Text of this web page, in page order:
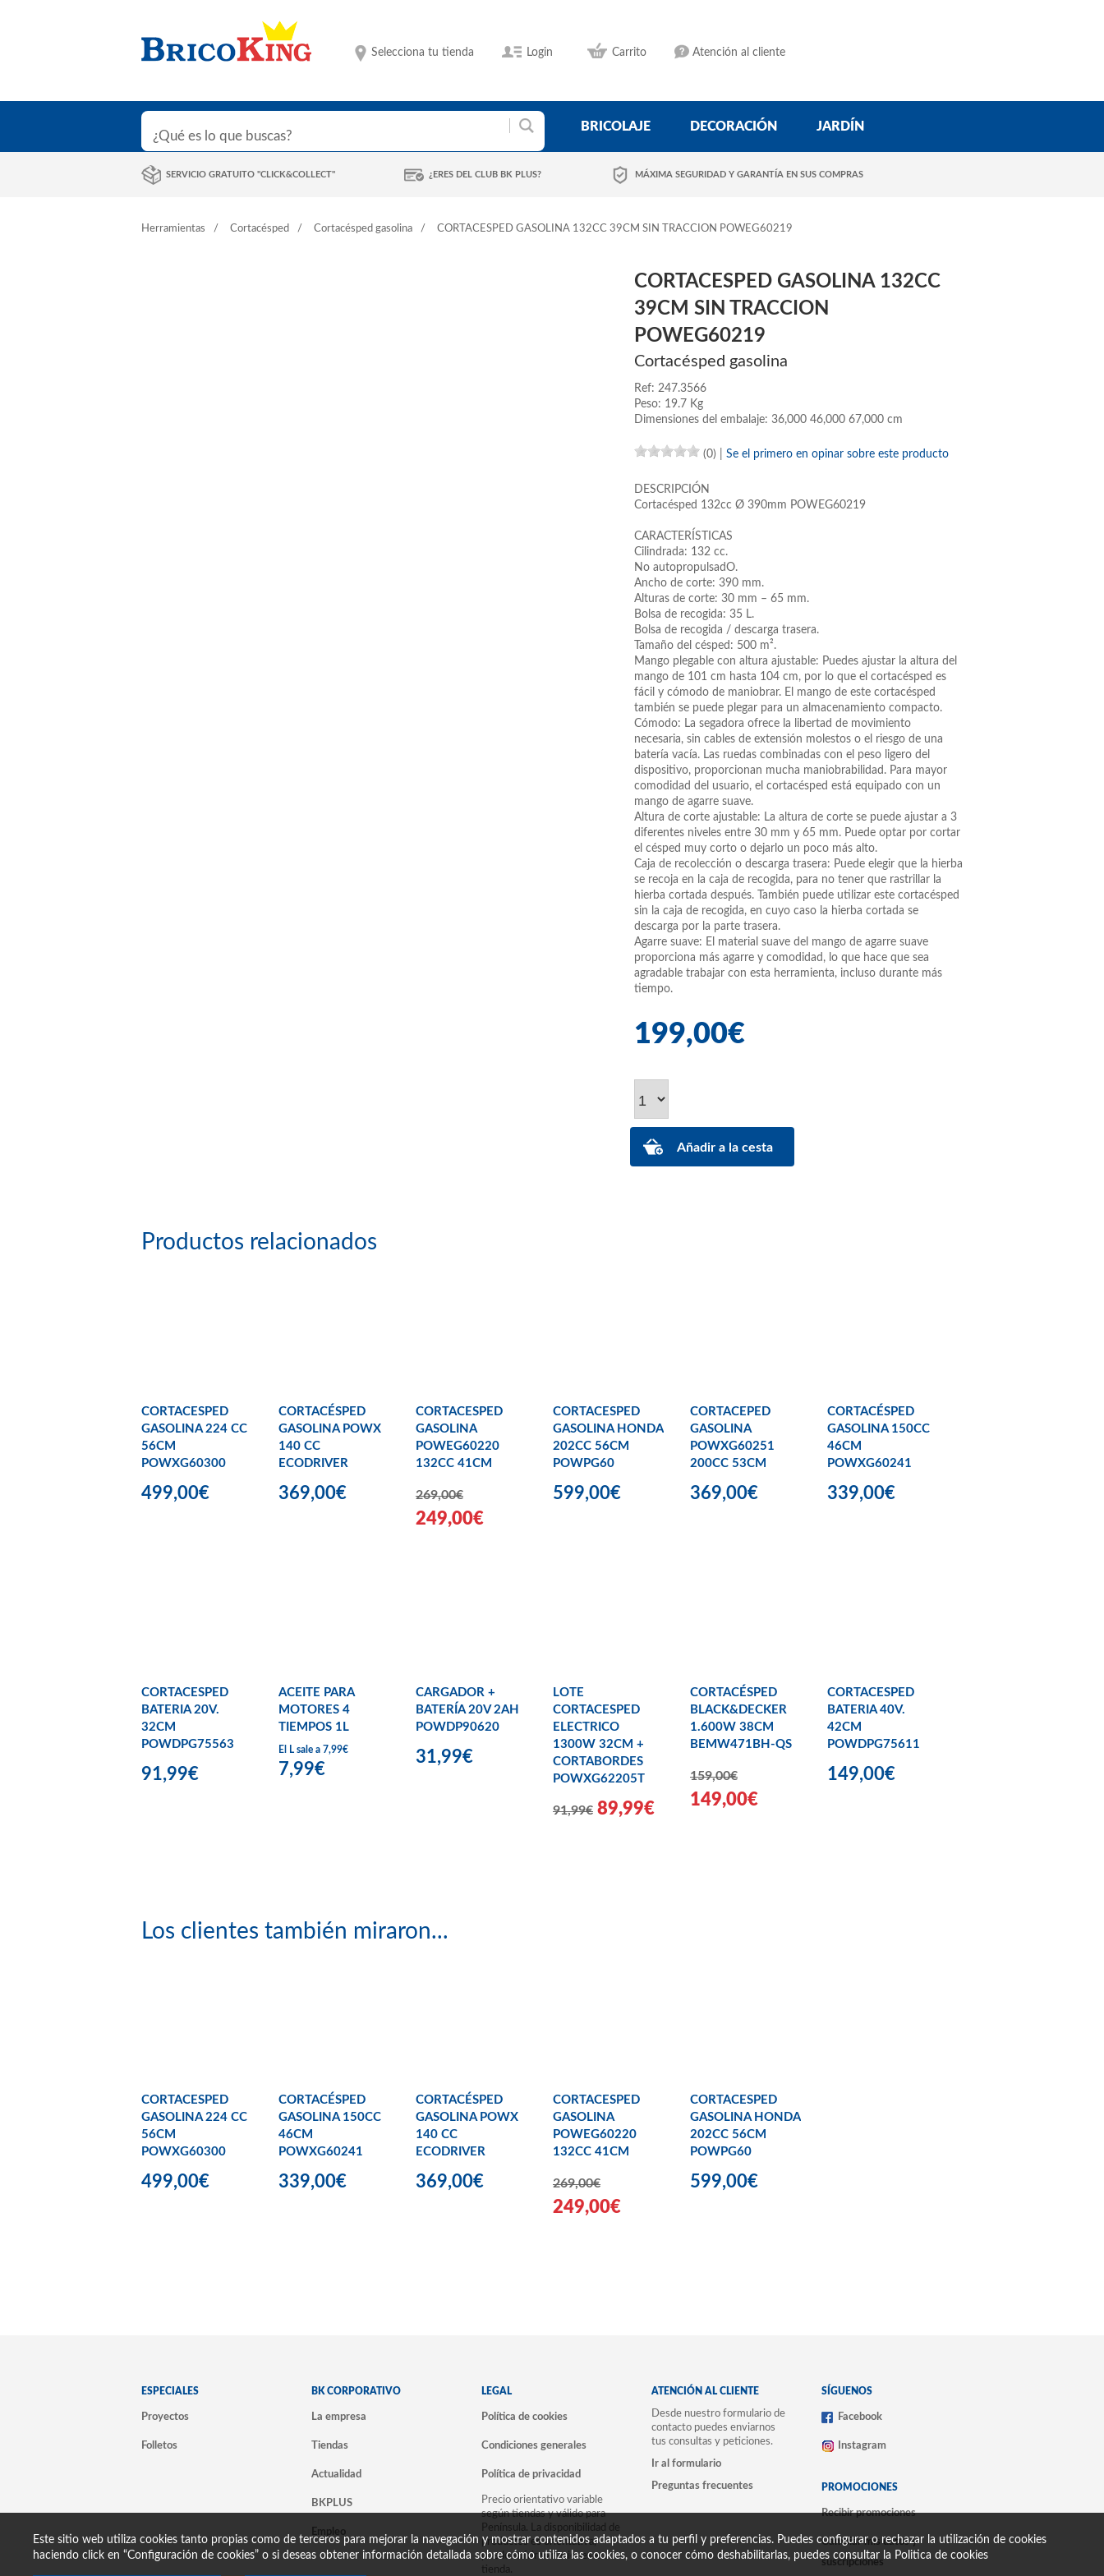
Selecciona tu tienda Login Carrito Atención al cliente
BRICOLAJE DECORACIÓN JARDÍN
SERVICIO GRATUITO "CLICK&COLLECT" ¿ERES DEL CLUB BK PLUS? MÁXIMA SEGURIDAD Y GARANTÍA EN SUS COMPRAS
Herramientas Cortacésped Cortacésped gasolina CORTACESPED GASOLINA 132CC 39CM SIN TRACCION POWEG60219
CORTACESPED GASOLINA 132CC
39CM SIN TRACCION
POWEG60219
Cortacésped gasolina
Ref: 247.3566
Peso: 19.7 Kg
Dimensiones del embalaje: 36,000 46,000 67,000 cm
(0) Se el primero en opinar sobre este producto
DESCRIPCIÓN
Cortacésped 132cc Ø 390mm POWEG60219
CARACTERÍSTICAS
Cilindrada: 132 cc.
No autopropulsadO.
Ancho de corte: 390 mm.
Alturas de corte: 30 mm – 65 mm.
Bolsa de recogida: 35 L.
Bolsa de recogida / descarga trasera.
Tamaño del césped: 500 m².
Mango plegable con altura ajustable: Puedes ajustar la altura del
mango de 101 cm hasta 104 cm, por lo que el cortacésped es
fácil y cómodo de maniobrar. El mango de este cortacésped
también se puede plegar para un almacenamiento compacto.
Cómodo: La segadora ofrece la libertad de movimiento
necesaria, sin cables de extensión molestos o el riesgo de una
batería vacía. Las ruedas combinadas con el peso ligero del
dispositivo, proporcionan mucha maniobrabilidad. Para mayor
comodidad del usuario, el cortacésped está equipado con un
mango de agarre suave.
Altura de corte ajustable: La altura de corte se puede ajustar a 3
diferentes niveles entre 30 mm y 65 mm. Puede optar por cortar
el césped muy corto o dejarlo un poco más alto.
Caja de recolección o descarga trasera: Puede elegir que la hierba
se recoja en la caja de recogida, para no tener que rastrillar la
hierba cortada después. También puede utilizar este cortacésped
sin la caja de recogida, en cuyo caso la hierba cortada se
descarga por la parte trasera.
Agarre suave: El material suave del mango de agarre suave
proporciona más agarre y comodidad, lo que hace que sea
agradable trabajar con esta herramienta, incluso durante más
tiempo.
199,00€
Productos relacionados
CORTACESPED
GASOLINA 224 CC
56CM
POWXG60300
499,00€
CORTACÉSPED
GASOLINA POWX
140 CC
ECODRIVER
369,00€
CORTACESPED
GASOLINA
POWEG60220
132CC 41CM
269,00€
249,00€
CORTACESPED
GASOLINA HONDA
202CC 56CM
POWPG60
599,00€
CORTACEPED
GASOLINA
POWXG60251
200CC 53CM
369,00€
CORTACÉSPED
GASOLINA 150CC
46CM
POWXG60241
339,00€
CORTACESPED
BATERIA 20V.
32CM
POWDPG75563
91,99€
ACEITE PARA
MOTORES 4
TIEMPOS 1L
El L sale a 7,99€
7,99€
CARGADOR +
BATERÍA 20V 2AH
POWDP90620
31,99€
LOTE
CORTACESPED
ELECTRICO
1300W 32CM +
CORTABORDES
POWXG62205T
91,99€ 89,99€
CORTACÉSPED
BLACK&DECKER
1.600W 38CM
BEMW471BH-QS
159,00€
149,00€
CORTACESPED
BATERIA 40V.
42CM
POWDPG75611
149,00€
Los clientes también miraron...
CORTACESPED
GASOLINA 224 CC
56CM
POWXG60300
499,00€
CORTACÉSPED
GASOLINA 150CC
46CM
POWXG60241
339,00€
CORTACÉSPED
GASOLINA POWX
140 CC
ECODRIVER
369,00€
CORTACESPED
GASOLINA
POWEG60220
132CC 41CM
269,00€
249,00€
CORTACESPED
GASOLINA HONDA
202CC 56CM
POWPG60
599,00€
ESPECIALES
Proyectos
Folletos
BK CORPORATIVO
La empresa
Tiendas
Actualidad
BKPLUS
Empleo
LEGAL
Política de cookies
Condiciones generales
Política de privacidad
Precio orientativo variable
según tiendas y válido para
Península. La disponibilidad de
productos es orientativa,
puede sufrir variaciones en
tienda.
ATENCIÓN AL CLIENTE
Desde nuestro formulario de
contacto puedes enviarnos
tus consultas y peticiones.
Ir al formulario
Preguntas frecuentes
SÍGUENOS
Facebook
Instagram
PROMOCIONES
Recibir promociones
Cambiar mis datos y
suscripciones
Este sitio web utiliza cookies tanto propias como de terceros para mejorar la navegación y mostrar contenidos adaptados a tu perfil y preferencias. Puedes configurar o rechazar la utilización de cookies
haciendo click en “Configuración de cookies” o si deseas obtener información detallada sobre cómo utiliza las cookies, o conocer cómo deshabilitarlas, puedes consultar la Politica de cookies